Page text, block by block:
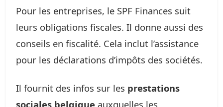
Pour les entreprises, le SPF Finances suit
leurs obligations fiscales. Il donne aussi des
conseils en fiscalité. Cela inclut l’assistance
pour les déclarations d’impôts des sociétés.
Il fournit des infos sur les prestations
sociales belgique auxquelles les